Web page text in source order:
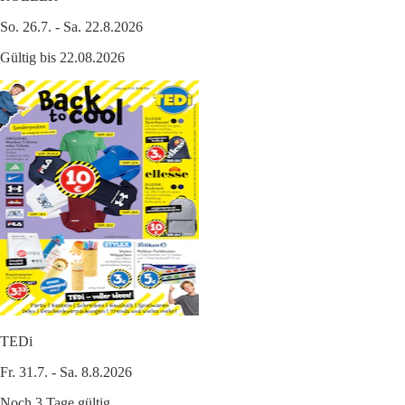
So. 26.7. - Sa. 22.8.2026
Gültig bis 22.08.2026
TEDi
Fr. 31.7. - Sa. 8.8.2026